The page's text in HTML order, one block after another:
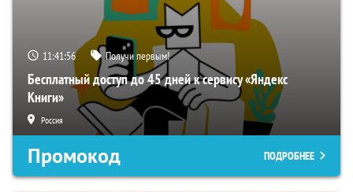
11:41:55 Получи первым!
Бесплатный доступ до 45 дней к сервису «Яндекс
Книги»
Россия
Промокод ПОДРОБНЕЕ